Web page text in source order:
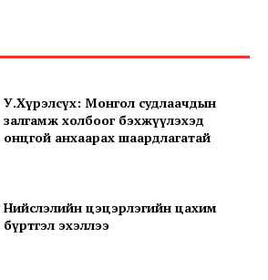
У.Хүрэлсүх: Монгол судлаачдын
залгамж холбоог бэхжүүлэхэд
онцгой анхаарах шаардлагатай
Нийслэлийн цэцэрлэгийн цахим
бүртгэл эхэллээ